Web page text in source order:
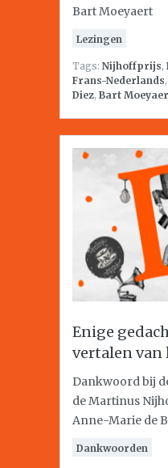
Bart Moeyaert
Lezingen
Tags: Nijhoffprijs,
Frans-Nederlands,
Diez, Bart
Enige
vertalen
Dankwoord bij
de Martinus
Anne-Marie de
Dankwoorden